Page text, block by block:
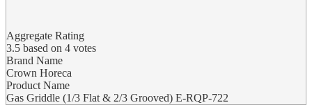
Aggregate Rating
3.5 based on 4 votes
Brand Name
Crown Horeca
Product Name
Gas Griddle (1/3 Flat & 2/3 Grooved) E-RQP-722